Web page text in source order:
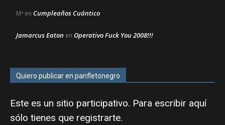
Mª en Cumpleaños Cuántico
Jamarcus Eaton en Operativo Fuck You 2008!!!
Quiero publicar en panfletonegro
Este es un sitio participativo. Para escribir aquí
sólo tienes que registrarte.